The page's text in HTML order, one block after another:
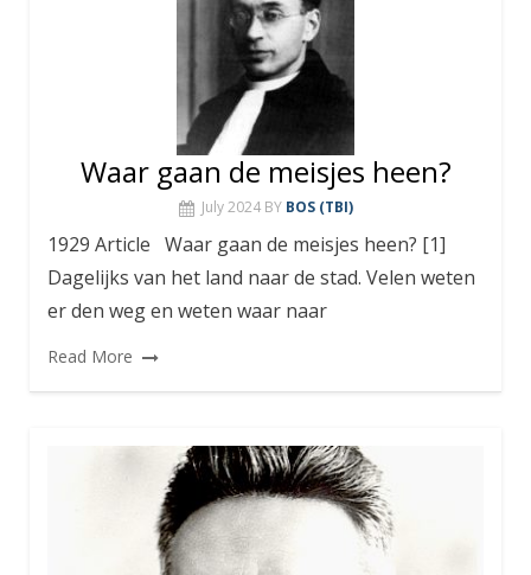
Waar gaan de meisjes heen?
July 2024 BY BOS (TBI)
1929 Article Waar gaan de meisjes heen? [1]
Dagelijks van het land naar de stad. Velen weten
er den weg en weten waar naar
Read More